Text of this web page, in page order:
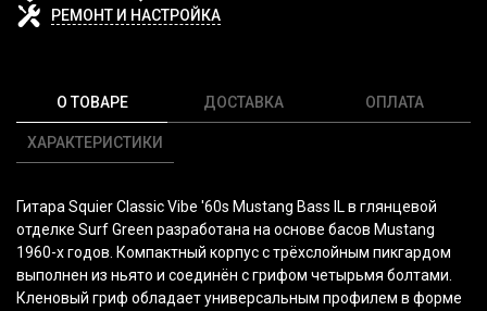
РЕМОНТ И НАСТРОЙКА
О ТОВАРЕ
ХАРАКТЕРИСТИКИ
ДОСТАВКА ОПЛАТА
Гитара Squier Classic Vibe '60s Mustang Bass IL в глянцевой
отделке Surf Green разработана на основе басов Mustang
1960-х годов. Компактный корпус с трёхслойным пикгардом
выполнен из ньято и соединён с грифом четырьмя болтами.
Кленовый гриф обладает универсальным профилем в форме